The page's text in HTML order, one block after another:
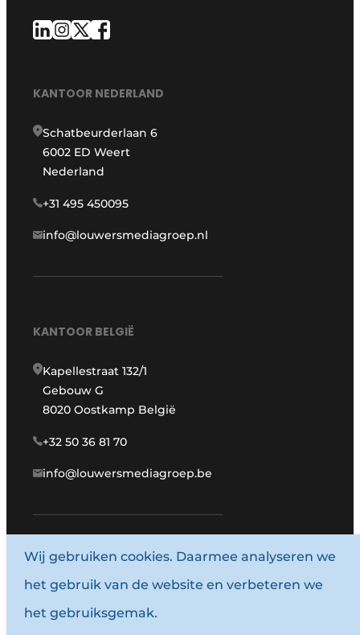
KANTOOR NEDERLAND
Schatbeurderlaan 6
6002 ED Weert
Nederland
+31 495 450095
info@louwersmediagroep.nl
KANTOOR BELGIË
Kapellestraat 132/1
Gebouw G
8020 Oostkamp België
+32 50 36 81 70
info@louwersmediagroep.be
www.louwersmediagroep.com
© 1987 - 2026 Louwersmediagroep.
Algemene voorwaarden
Wij gebruiken cookies. Daarmee analyseren we
het gebruik van de website en verbeteren we
het gebruiksgemak.